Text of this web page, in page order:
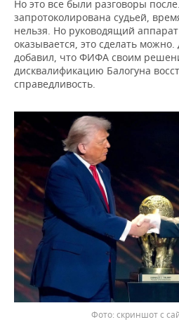
Но это все были разговоры
запротоколирована судьей,
нельзя. Но руководящий
оказывается, это сделать
добавил, что ФИФА своим
дисквалификацию Балогуна
справедливость.
скриншот с